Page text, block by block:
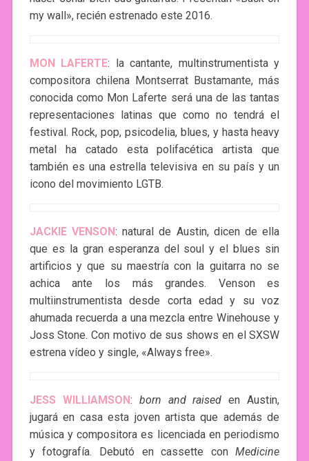
my wall», recién estrenado este 2016.
MON LAFERTE: la cantante, multinstrumentista y
compositora chilena Montserrat Bustamante, más
conocida como Mon Laferte será una de las tantas
representaciones latinas que como no tendrá el
festival. Rock, pop, psicodelia, blues, y hasta heavy
metal ha catado esta polifacética artista que
también es una estrella televisiva en su país y un
icono del movimiento LGTB.
JACKIE VENSON: natural de Austin, dicen de ella
que es la gran esperanza del soul y el blues sin
artificios y que su maestría con la guitarra no se
achica ante los más grandes. Venson es
multiinstrumentista desde corta edad y su voz
ahumada recuerda a una mezcla entre Winehouse y
Joss Stone. Con motivo de sus shows en el SXSW
estrena vídeo y single, «Always free».
JESS WILLIAMSON: born and raised en Austin,
jugará en casa esta joven artista que además de
música y compositora es licenciada en periodismo
y fotografía. Debutó en cassette conMedicine